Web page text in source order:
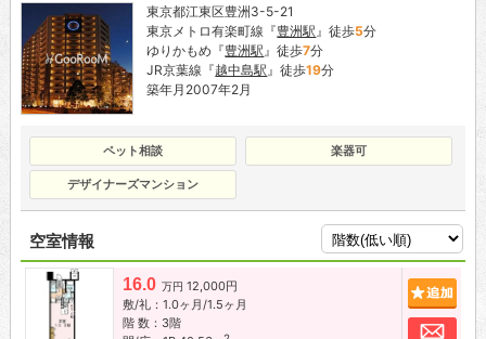
東京都江東区豊洲3-5-21
東京メトロ有楽町線『豊洲駅 』徒歩5分
ゆりかもめ『豊洲駅 』徒歩7分
JR京葉線『越中島駅 』徒歩19分
築年月2007年2月
ペット相談 楽器可
デザイナーズマンション
空室情報
16.0 万円 12,000円
敷/礼：1.0ヶ月/1.5ヶ月
階 数：3階
お